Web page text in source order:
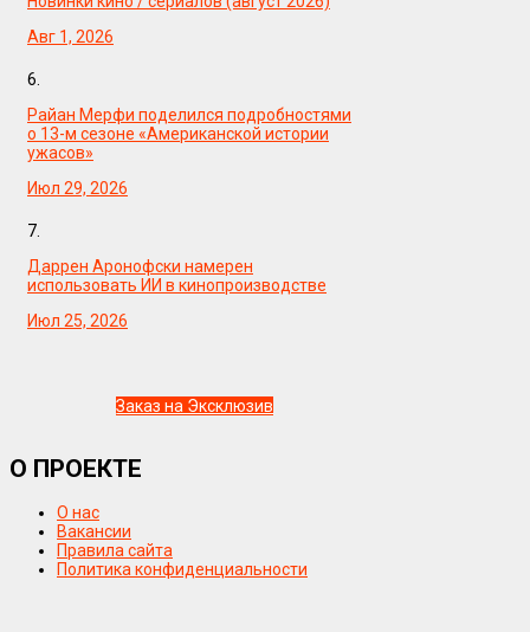
Авг 1, 2026
6.
Райан Мерфи поделился подробностями
о 13-м сезоне «Американской истории
ужасов»
Июл 29, 2026
7.
Даррен Аронофски намерен
использовать ИИ в кинопроизводстве
Июл 25, 2026
Заказ на Эксклюзив
О ПРОЕКТЕ
О нас
Вакансии
Правила сайта
Политика конфиденциальности